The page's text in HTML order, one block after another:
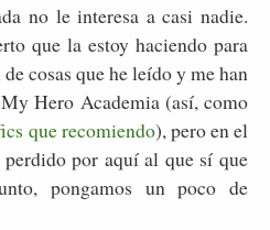
no le interesa a casi nadie.
que la estoy haciendo para
cosas que he leído y me han
Hero Academia (así, como
que recomiendo), pero en el
perdido por aquí al que sí que
pongamos un poco de